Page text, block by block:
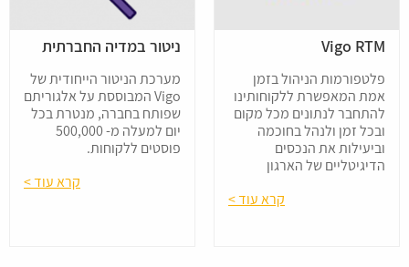
Vigo RTM
פלטפורמות הניהול בזמן
אמת המאפשרת ללקוחותינו
להתחבר לנתונים מכל מקום
ובכל זמן ולנהל בחוכמה
וביעילות את הנכסים
הדיגיטליים של הארגון
קרא עוד >
ניטור במדיה החברתית
מערכת הניטור הייחודית של
Vigo המבוססת על אלגוריתם
שפותח בחברה, מנטרת בכל
יום למעלה מ- 500,000
פוסטים ללקוחות.
קרא עוד >